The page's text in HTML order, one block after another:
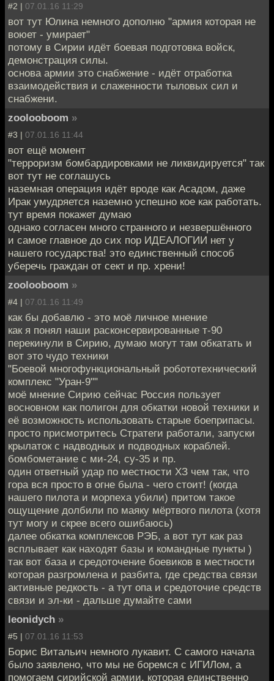
#2 | 07.01.16 11:29
вот тут Юлина немного дополню "армия которая не
воюет - умирает"
потому в Сирии идёт боевая подготовка войск,
демонстрация силы.
основа армии это снабжение - идёт отработка
взаимодействия и слаженности тыловых сил и
снабжени.
zoolooboom »
#3 | 07.01.16 11:44
вот ещё момент
"терроризм бомбардировками не ликвидируется" так
вот тут не соглашусь
наземная операция идёт вроде как Асадом, даже
Ирак умудряется наземно успешно кое как работать.
тут время покажет думаю
однако согласен много странного и незвершённого
и самое главное до сих пор ИДЕАЛОГИИ нет у
нашего государства! это единственный способ
уберечь граждан от сект и пр. хрени!
zoolooboom »
#4 | 07.01.16 11:49
как бы добавлю - это моё личное мнение
как я понял наши расконсервированные т-90
перекинули в Сирию, думаю могут там обкатать и
вот это чудо техники
"Боевой многофункциональный робототехнический
комплекс "Уран-9""
моё мнение Сирию сейчас Россия пользует
восновном как полигон для обкатки новой техники и
её возможность использовать старые боеприпасы.
просто присмотритесь Стратеги работали, запуски
крылаток с надводных и подводных кораблей.
бомбометание с ми-24, су-35 и пр.
один ответный удар по местности ХЗ чем так, что
гора вся просто в огне была - чего стоит! (когда
нашего пилота и морпеха убили) притом такое
ощущение долбили по маяку мёртвого пилота (хотя
тут могу и скрее всего ошибаюсь)
далее обкатка комплексов РЭБ, а вот тут как раз
всплывает как находят базы и командные пункты )
так вот база и средоточение боевиков в местности
которая разгромлена и разбита, где средства связи
активные редкость - а тут опа и средоточие средств
связи и эл-ки - дальше думайте сами
leonidych »
#5 | 07.01.16 11:53
Борис Витальич немного лукавит. С самого начала
было заявлено, что мы не боремся с ИГИЛом, а
помогаем сирийской армии, которая единственно